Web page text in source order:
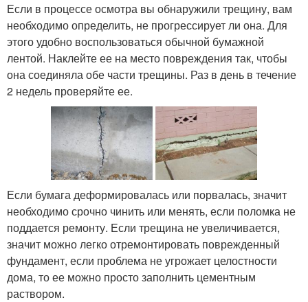
Если в процессе осмотра вы обнаружили трещину, вам
необходимо определить, не прогрессирует ли она. Для
этого удобно воспользоваться обычной бумажной
лентой. Наклейте ее на место повреждения так, чтобы
она соединяла обе части трещины. Раз в день в течение
2 недель проверяйте ее.
Если бумага деформировалась или порвалась, значит
необходимо срочно чинить или менять, если поломка не
поддается ремонту. Если трещина не увеличивается,
значит можно легко отремонтировать поврежденный
фундамент, если проблема не угрожает целостности
дома, то ее можно просто заполнить цементным
раствором.